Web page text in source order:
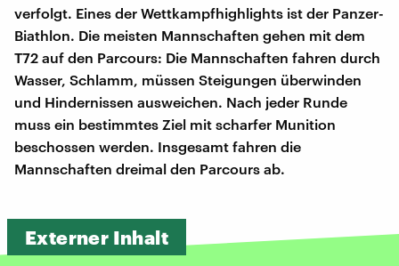
verfolgt. Eines der Wettkampfhighlights ist der Panzer-
Biathlon. Die meisten Mannschaften gehen mit dem
T72 auf den Parcours: Die Mannschaften fahren durch
Wasser, Schlamm, müssen Steigungen überwinden
und Hindernissen ausweichen. Nach jeder Runde
muss ein bestimmtes Ziel mit scharfer Munition
beschossen werden. Insgesamt fahren die
Mannschaften dreimal den Parcours ab.
Externer Inhalt